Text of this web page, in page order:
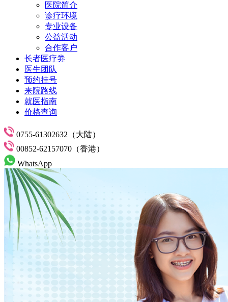
医院简介
诊疗环境
专业设备
公益活动
合作客户
长者医疗劵
医生团队
预约挂号
来院路线
就医指南
价格查询
0755-61302632（大陆）
00852-62157070（香港）
WhatsApp